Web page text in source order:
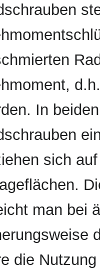
In
sich
man bei
die